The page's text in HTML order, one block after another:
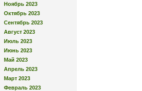
Ноябрь 2023
Октябрь 2023
Сентябрь 2023
Август 2023
Июль 2023
Июнь 2023
Май 2023
Апрель 2023
Март 2023
Февраль 2023